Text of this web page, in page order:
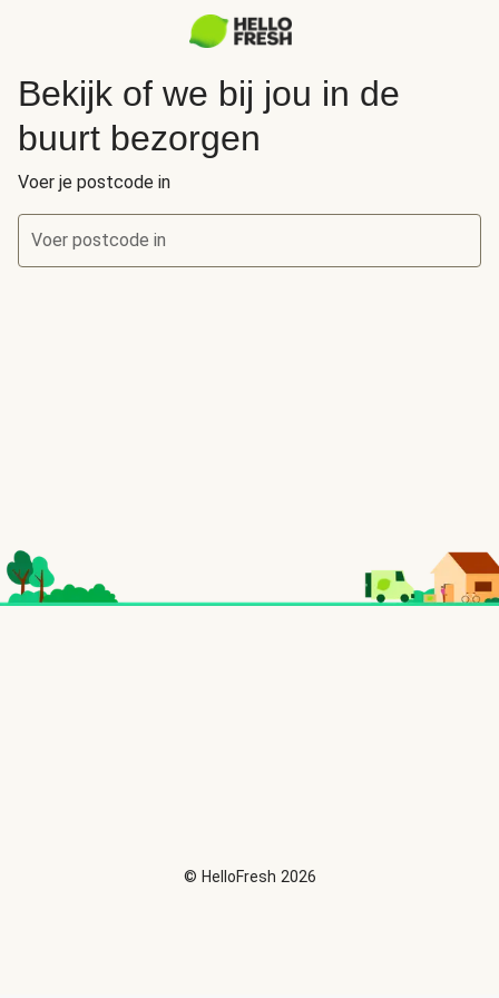
Bekijk of we bij jou in de
buurt bezorgen
Voer je postcode in
Voer postcode in
© HelloFresh 2026